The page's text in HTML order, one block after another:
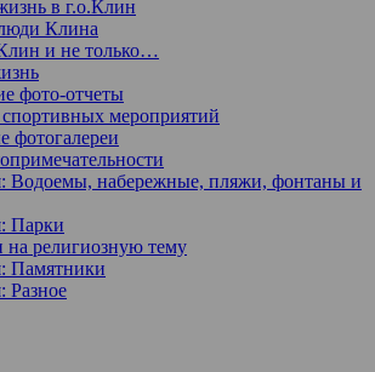
в г.о.Клин
Клина
и не только…
фото-отчеты
мероприятий
фотогалереи
Водоемы, набережные, пляжи, фонтаны и
Парки
на религиозную тему
Памятники
Разное